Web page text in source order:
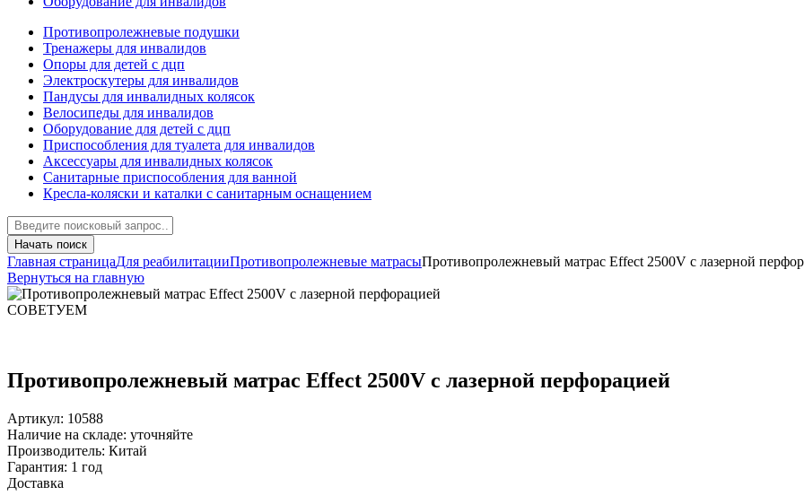
Противопролежневые подушки
Тренажеры для инвалидов
Опоры для детей с дцп
Электроскутеры для инвалидов
Пандусы для инвалидных колясок
Велосипеды для инвалидов
Оборудование для детей с дцп
Приспособления для туалета для инвалидов
Аксессуары для инвалидных колясок
Санитарные приспособления для ванной
Кресла-коляски и каталки с санитарным оснащением
Начать поиск
Главная страницаДля реабилитацииПротивопролежневые матрасыПротивопролежневый матрас Effect 2500V с лазерной
Вернуться на главную
СОВЕТУЕМ
Противопролежневый матрас Effect 2500V с лазерной перфорацией
Артикул: 10588
Наличие на складе: уточняйте
Производитель: Китай
Гарантия: 1 год
Доставка